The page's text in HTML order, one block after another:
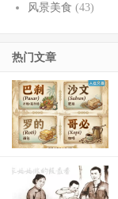
风景美食 (43)
热门文章